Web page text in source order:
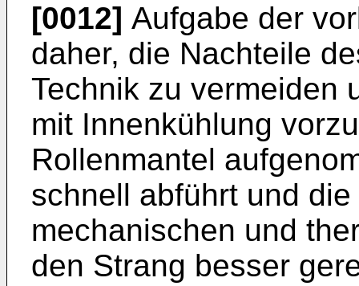
[0012] Aufgabe der
daher, die Nachteile
Technik zu vermeiden
mit Innenkühlung
Rollenmantel
schnell abführt und
mechanischen und
den Strang besser